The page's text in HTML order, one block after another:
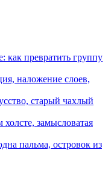
как превратить группу
наложение слоев,
старый чахлый
замысловатая
пальма, островок из